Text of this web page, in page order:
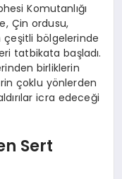
Komutanlığı
Çin ordusu,
çeşitli bölgelerinde
tatbikata başladı.
birliklerin
çoklu yönlerden
icra edeceği
Sert